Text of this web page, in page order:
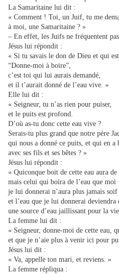
La Samaritaine lui dit :
« Comment ! Toi, un Juif, tu me
à moi, une Samaritaine ? »
– En effet, les Juifs ne fréquentent
Jésus lui répondit :
« Si tu savais le don de Dieu et qui
“Donne-moi à boire”,
c’est toi qui lui aurais demandé,
et il t’aurait donné de l’eau vive. »
Elle lui dit :
« Seigneur, tu n’as rien pour puiser,
et le puits est profond.
D’où as-tu donc cette eau vive ?
Serais-tu plus grand que notre père
qui nous a donné ce puits, et qui en a
avec ses fils et ses bêtes ? »
Jésus lui répondit :
« Quiconque boit de cette eau aura
mais celui qui boira de l’eau que moi
je lui donnerai n’aura plus jamais soif
et l’eau que je lui donnerai deviendra
une source d’eau jaillissant pour la
La femme lui dit :
« Seigneur, donne-moi de cette eau,
et que je n’aie plus à venir ici pour
Jésus lui dit :
« Va, appelle ton mari, et reviens. »
La femme répliqua :